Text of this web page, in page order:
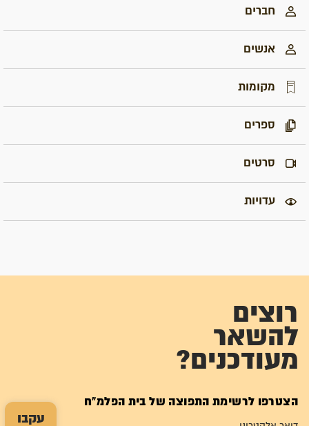
עקבו
חברים
אנשים
מקומות
ספרים
סרטים
עדויות
רוצים
להשאר
מעודכנים?
הצטרפו לרשימת התפוצה של בית הפלמ"ח